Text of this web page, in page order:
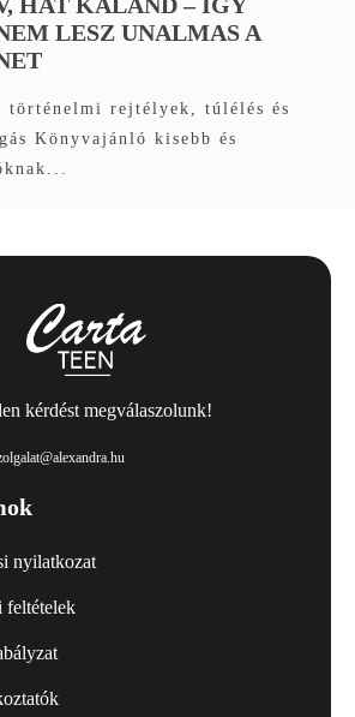
LESZ UNALMAS A
történelmi rejtélyek, túlélés és
Könyvajánló kisebb és
kérdést megválaszolunk!
nyilatkozat
feltételek